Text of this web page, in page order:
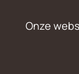
Onze